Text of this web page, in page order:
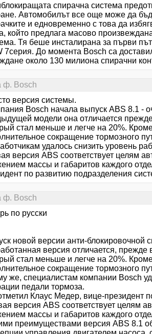
спирачна система
Автомобилът все още може да
и едновременно с това да
който предлага масово
Тя беше инсталирана за първи
7серия. До момента Bosch са
около 130 милиона спирачни
ф. Bosсh
версия системы.
Bosch начала выпуск ABS 8.1 -
модели она отличается
стал меньше и легче на 20%.
сокращение тормозного
удалось снизить уровень
версия ABS соответствует целям
массы и габаритов каждого
по развитию подразделения
ф. Bosсh
по русски
новой версии анти-блокировочной
версия отличается,
стал меньше и легче на 20%.
сокращение тормозного
же, специалистам компании Bosch
педали тормоза.
Клаус Медер, вице-президент
версия ABS соответствует целям
массы и габаритов каждого
преимуществами версия ABS 8.1